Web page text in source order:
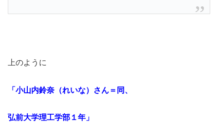
上のように
「小山内鈴奈（れいな）さん＝同、
弘前大学理工学部１年」